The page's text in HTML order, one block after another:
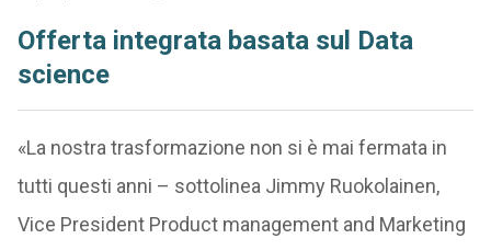
Offerta integrata basata sul Data
science
«La nostra trasformazione non si è mai fermata in
tutti questi anni – sottolinea Jimmy Ruokolainen,
Vice President Product management and Marketing